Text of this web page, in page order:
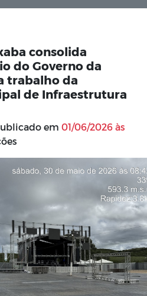
consolida
do Governo da
trabalho da
de Infraestrutura
em 01/06/2026 às